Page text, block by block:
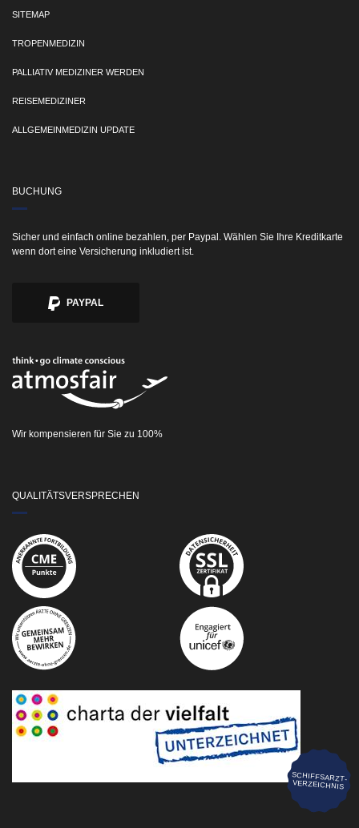
SCHIFFSARZT-
VERZEICHNIS
SITEMAP
TROPENMEDIZIN
PALLIATIV MEDIZINER WERDEN
REISEMEDIZINER
ALLGEMEINMEDIZIN UPDATE
BUCHUNG
Sicher und einfach online bezahlen, per Paypal. Wählen Sie Ihre Kreditkarte
wenn dort eine Versicherung inkludiert ist.
PAYPAL
Wir kompensieren für Sie zu 100%
QUALITÄTSVERSPRECHEN